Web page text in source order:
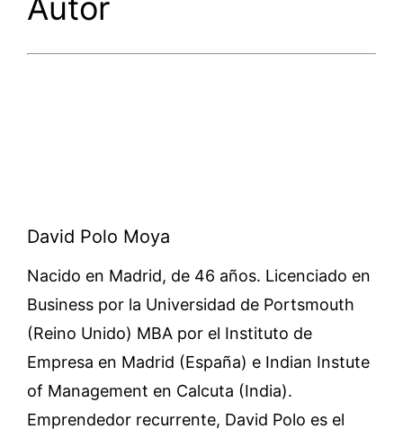
Autor
David Polo Moya
Nacido en Madrid, de 46 años. Licenciado en
Business por la Universidad de Portsmouth
(Reino Unido) MBA por el Instituto de
Empresa en Madrid (España) e Indian Instute
of Management en Calcuta (India).
Emprendedor recurrente, David Polo es el